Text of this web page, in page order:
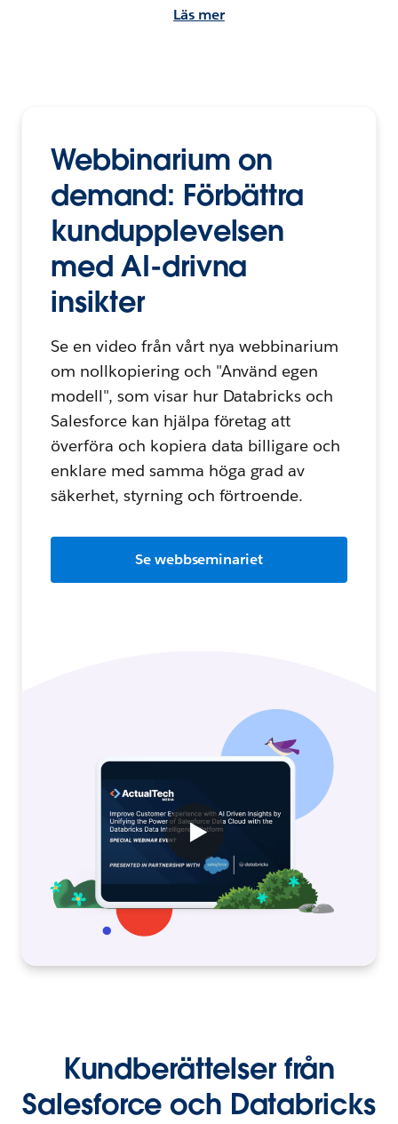
Läs mer
Webbinarium on
demand: Förbättra
kundupplevelsen
med AI-drivna
insikter
Se en video från vårt nya webbinarium
om nollkopiering och "Använd egen
modell", som visar hur Databricks och
Salesforce kan hjälpa företag att
överföra och kopiera data billigare och
enklare med samma höga grad av
säkerhet, styrning och förtroende.
Se webbseminariet
Kundberättelser från
Salesforce och Databricks